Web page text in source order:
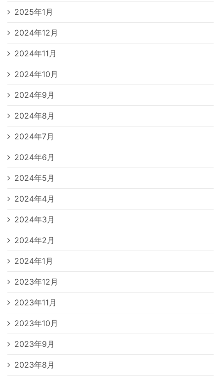
2025年1月
2024年12月
2024年11月
2024年10月
2024年9月
2024年8月
2024年7月
2024年6月
2024年5月
2024年4月
2024年3月
2024年2月
2024年1月
2023年12月
2023年11月
2023年10月
2023年9月
2023年8月